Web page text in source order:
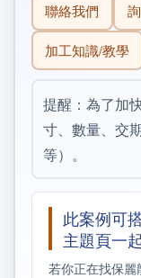
聯絡我們
加工知識/教學
提醒：為了加
寸、數量、交
等）。
此案例可
主題頁一
若你正在找保